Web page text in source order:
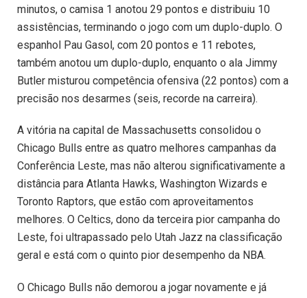
minutos, o camisa 1 anotou 29 pontos e distribuiu 10
assistências, terminando o jogo com um duplo-duplo. O
espanhol Pau Gasol, com 20 pontos e 11 rebotes,
também anotou um duplo-duplo, enquanto o ala Jimmy
Butler misturou competência ofensiva (22 pontos) com a
precisão nos desarmes (seis, recorde na carreira).
A vitória na capital de Massachusetts consolidou o
Chicago Bulls entre as quatro melhores campanhas da
Conferência Leste, mas não alterou significativamente a
distância para Atlanta Hawks, Washington Wizards e
Toronto Raptors, que estão com aproveitamentos
melhores. O Celtics, dono da terceira pior campanha do
Leste, foi ultrapassado pelo Utah Jazz na classificação
geral e está com o quinto pior desempenho da NBA.
O Chicago Bulls não demorou a jogar novamente e já